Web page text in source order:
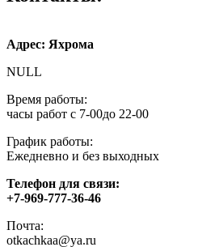
Адрес: Яхрома
NULL
Время работы:
часы работ с 7-00до 22-00
График работы:
Ежедневно и без выходных
Телефон для связи:
+7-969-777-36-46
Почта:
otkachkaa@ya.ru